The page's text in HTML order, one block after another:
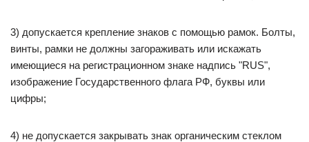
3) допускается крепление знаков с помощью рамок. Болты,
винты, рамки не должны загораживать или искажать
имеющиеся на регистрационном знаке надпись "RUS",
изображение Государственного флага РФ, буквы или
цифры;
4) не допускается закрывать знак органическим стеклом